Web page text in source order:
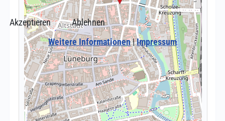
Akzeptieren
Ablehnen
Weitere Informationen|Impressum